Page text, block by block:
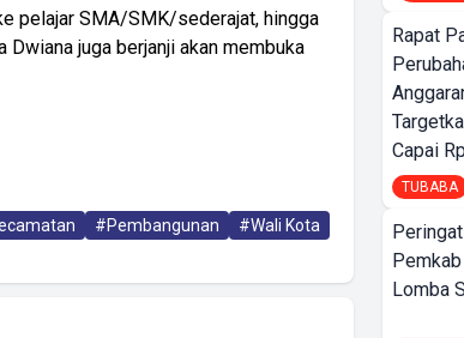
pelajar SMA/SMK/sederajat, hingga
juga berjanji akan membuka
#Pembangunan
#Wali Kota
Rapat
Capai
TUBABA
Lomba